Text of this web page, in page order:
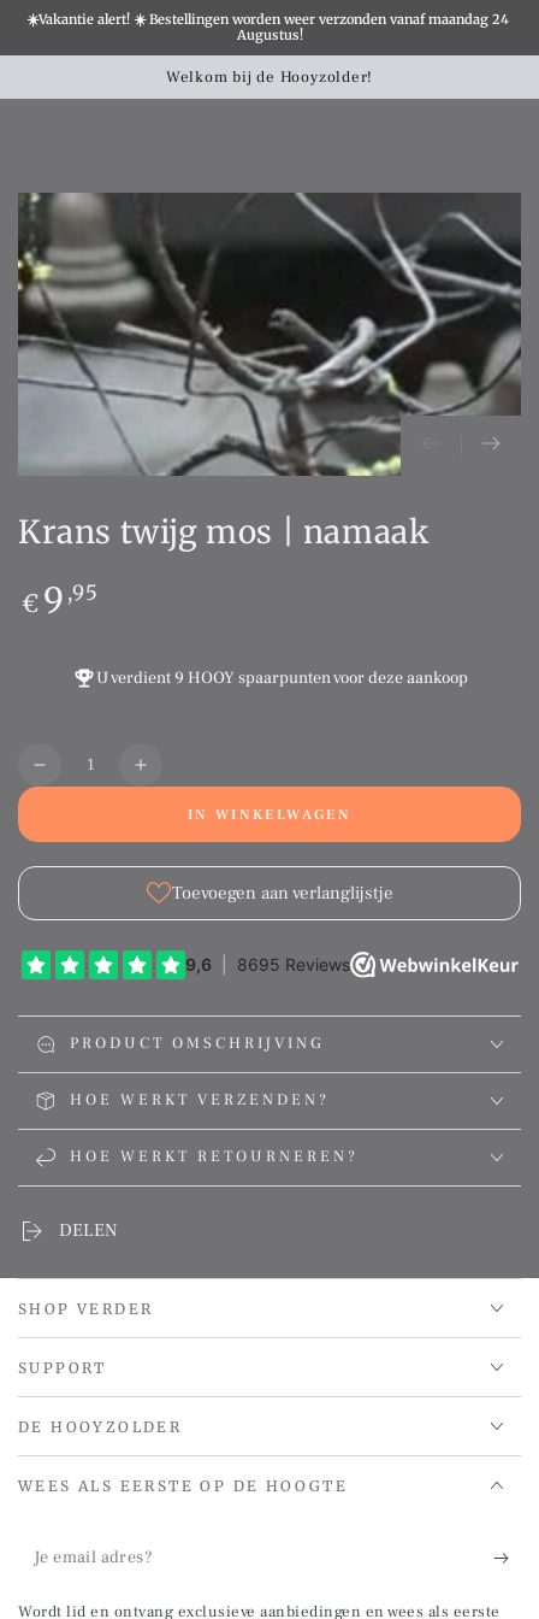
☀️Vakantie alert! ☀️ Bestellingen worden weer verzonden vanaf maandag 24
Augustus!
MISSING:Welkom bij de Hooyzolder!
MISSING:
Krans twijg mos | namaak
Normale
prijs
€ 9 ,95
U verdient 9 HOOY spaarpuntenvoor deze aankoop
Aantal
Translation
nl.products.product.quantity.decrease
Translation
nl.products.product.quantity.increase
IN WINKELWAGEN
Toevoegen aan verlanglijstje
PRODUCT OMSCHRIJVING
HOE WERKT VERZENDEN?
HOE WERKT RETOURNEREN?
DELEN
SHOP VERDER
SUPPORT
DE HOOYZOLDER
WEES ALS EERSTE OP DE HOOGTE
Wordt lid en ontvang exclusieve aanbiedingen en wees als eerste